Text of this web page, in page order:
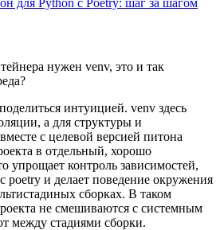
для Python с Poetry: шаг за шагом
нужен venv, это и так
интуицией. venv здесь
а для структуры и
с целевой версией питона
в отдельный, хорошо
упрощает контроль зависимостей,
poetry и делает поведение окружения
сборках. В таком
не смешиваются с системным
между стадиями сборки.